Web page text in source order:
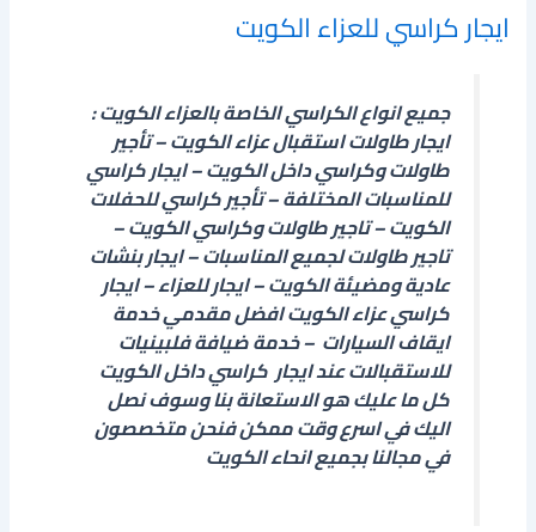
ايجار كراسي للعزاء الكويت
جميع انواع الكراسي الخاصة بالعزاء الكويت :
ايجار طاولات استقبال عزاء الكويت – تأجير
طاولات وكراسي داخل الكويت – ايجار كراسي
للمناسبات المختلفة – تأجير كراسي للحفلات
الكويت – تاجير طاولات وكراسي الكويت –
تاجير طاولات لجميع المناسبات – ايجار بنشات
عادية ومضيئة الكويت – ايجار للعزاء – ايجار
كراسي عزاء الكويت افضل مقدمي خدمة
ايقاف السيارات – خدمة ضيافة فلبينيات
للاستقبالات عند ايجار كراسي داخل الكويت
كل ما عليك هو الاستعانة بنا وسوف نصل
اليك في اسرع وقت ممكن فنحن متخصصون
في مجالنا بجميع انحاء الكويت